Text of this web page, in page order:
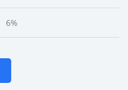
6%